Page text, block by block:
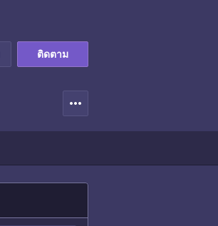
ติดตาม
more_horiz